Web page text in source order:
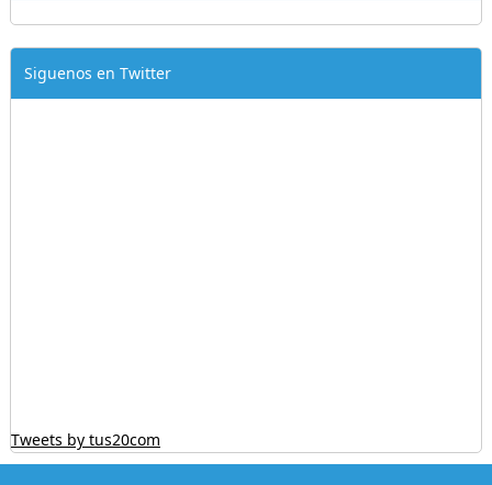
Siguenos en Twitter
Tweets by tus20com